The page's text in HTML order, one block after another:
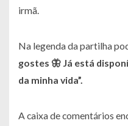
irmã.
Na legenda da partilha
gostes 🦋 Já está
da minha vida”.
A caixa de comentários